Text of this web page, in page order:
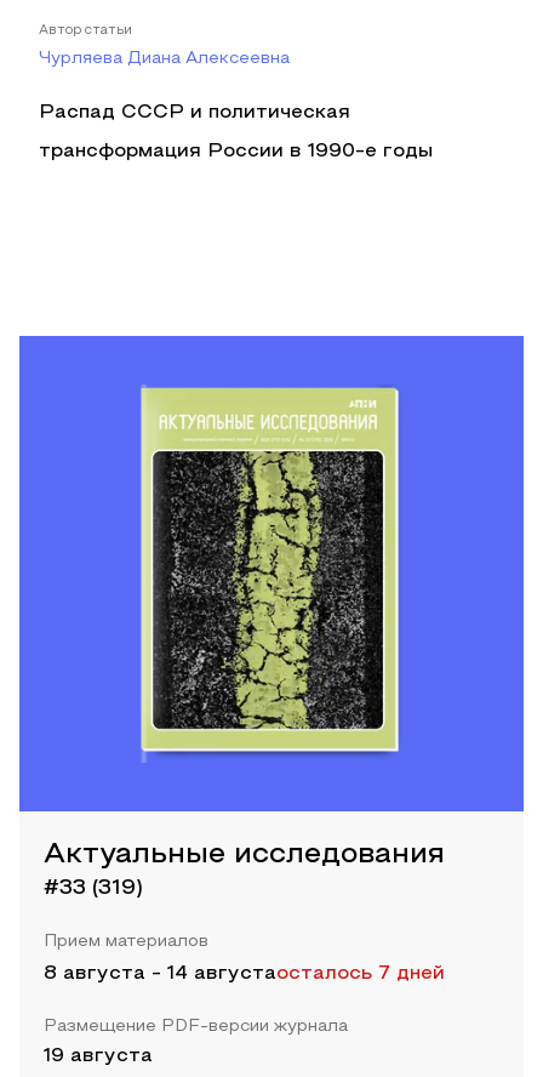
Автор статьи
Чурляева Диана Алексеевна
Распад СССР и политическая
трансформация России в 1990-е годы
Актуальные исследования
#33 (319)
Прием материалов
8 августа - 14 августаосталось 7 дней
Размещение PDF-версии журнала
19 августа